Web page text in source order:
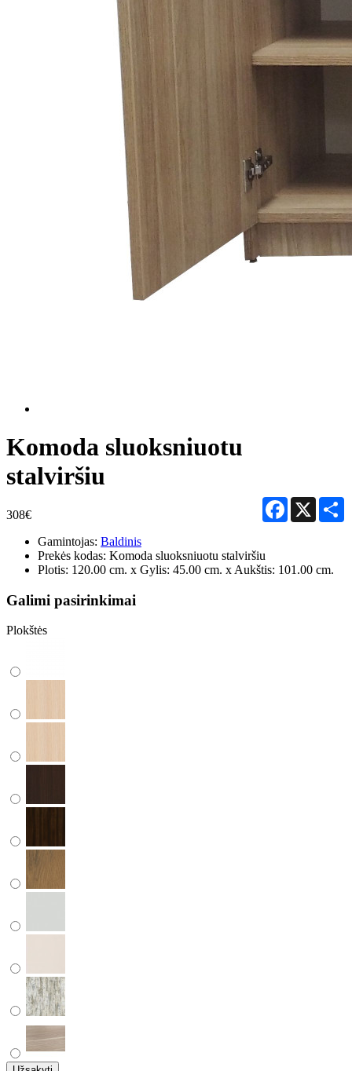
Komoda sluoksniuotu
stalviršiu
308€
Facebook
X
Gamintojas: Baldinis
Prekės kodas: Komoda sluoksniuotu stalviršiu
Plotis: 120.00 cm. x Gylis: 45.00 cm. x Aukštis: 101.00 cm.
Galimi pasirinkimai
Plokštės